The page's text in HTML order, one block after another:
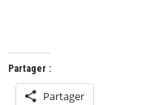
Partager :
Partager